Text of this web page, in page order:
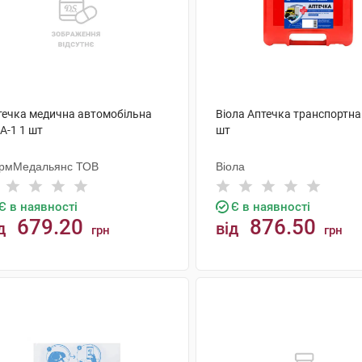
медична автомобільна
1 1 шт
ТОВ
в наявності
679.20 грн
Віола Аптечка
шт
Віола
Є в наявності
від 876.50 грн